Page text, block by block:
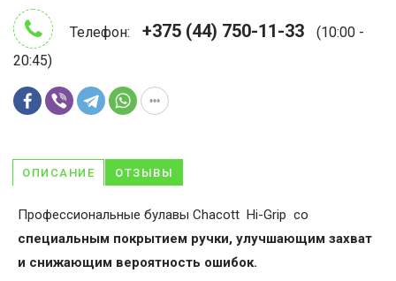
Телефон: +375 (44) 750-11-33
(10:00 -
20:45)
ОПИСАНИЕ ОТЗЫВЫ
Профессиональные булавы Chacott Hi-Grip со
специальным покрытием ручки, улучшающим захват
и снижающим вероятность ошибок.